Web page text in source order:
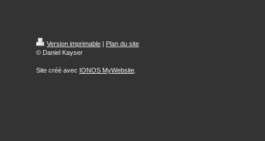
Version imprimable | Plan du site
© Daniel Kayser
Site créé avec IONOS MyWebsite